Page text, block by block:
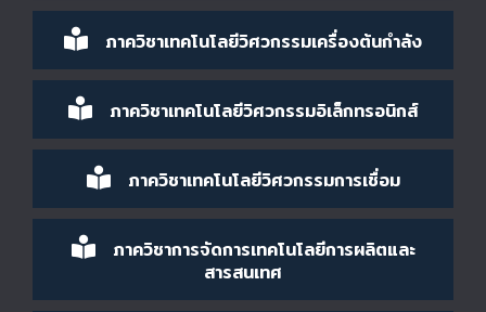
ภาควิชาเทคโนโลยีวิศวกรรมเครื่องต้นกำลัง
ภาควิชาเทคโนโลยีวิศวกรรมอิเล็กทรอนิกส์
ภาควิชาเทคโนโลยีวิศวกรรมการเชื่อม
ภาควิชาการจัดการเทคโนโลยีการผลิตและ
สารสนเทศ